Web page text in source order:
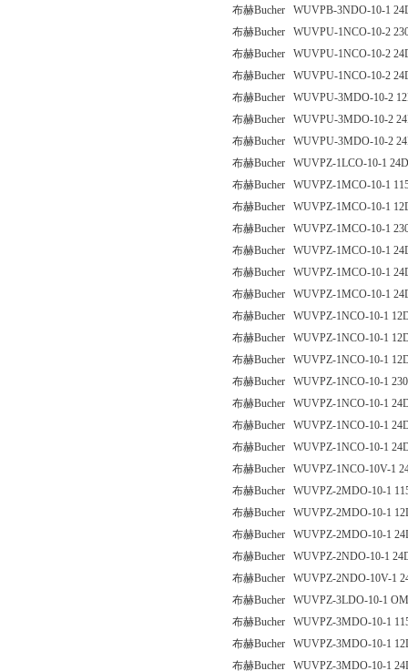
布赫Bucher WUVPB-3NDO-10-1
布赫Bucher WUVPU-1NCO-10-2
布赫Bucher WUVPU-1NCO-10-2
布赫Bucher WUVPU-1NCO-10-2
布赫Bucher WUVPU-3MDO-10-2
布赫Bucher WUVPU-3MDO-10-2
布赫Bucher WUVPU-3MDO-10-2
布赫Bucher WUVPZ-1LCO-10-1 24D
布赫Bucher WUVPZ-1MCO-10-1
布赫Bucher WUVPZ-1MCO-10-1
布赫Bucher WUVPZ-1MCO-10-1
布赫Bucher WUVPZ-1MCO-10-1
布赫Bucher WUVPZ-1MCO-10-1
布赫Bucher WUVPZ-1MCO-10-1
布赫Bucher WUVPZ-1NCO-10-1
布赫Bucher WUVPZ-1NCO-10-1
布赫Bucher WUVPZ-1NCO-10-1
布赫Bucher WUVPZ-1NCO-10-1
布赫Bucher WUVPZ-1NCO-10-1
布赫Bucher WUVPZ-1NCO-10-1
布赫Bucher WUVPZ-1NCO-10-1
布赫Bucher WUVPZ-1NCO-10V-1
布赫Bucher WUVPZ-2MDO-10-1
布赫Bucher WUVPZ-2MDO-10-1
布赫Bucher WUVPZ-2MDO-10-1
布赫Bucher WUVPZ-2NDO-10-1
布赫Bucher WUVPZ-2NDO-10V-1
布赫Bucher WUVPZ-3LDO-10-1
布赫Bucher WUVPZ-3MDO-10-1
布赫Bucher WUVPZ-3MDO-10-1
布赫Bucher WUVPZ-3MDO-10-1